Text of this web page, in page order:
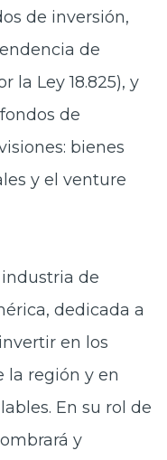
de inversión,
de
la Ley 18.825), y
de
bienes
y el venture
de
dedicada a
en los
la región y en
En su rol de
y